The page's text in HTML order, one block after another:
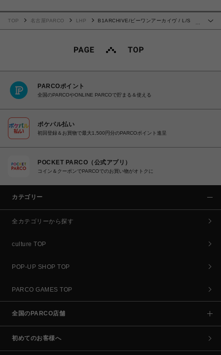
…
TOP 名古屋PARCO LHP
B1ARCHIVE/ビーワンアーカイヴ / L/S
PARCOポイント
全国のPARCOやONLINE PARCOで貯まる＆使える
ポケパル払い
初回登録＆お買物で最大1,500円分のPARCOポイント進呈
POCKET PARCO（公式アプリ）
コイン＆クーポンでPARCOでのお買い物がオトクに
カテゴリー
全カテゴリーから探す
culture TOP
POP-UP SHOP TOP
PARCO GAMES TOP
全国のPARCO店舗
初めてのお客様へ